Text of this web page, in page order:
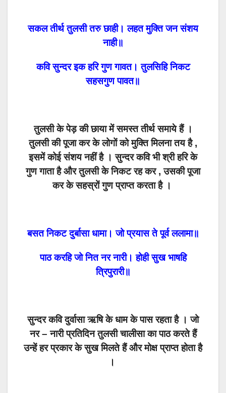
सकल तीर्थ तुलसी तरु छाही। लहत मुक्ति जन संशय
नाही॥
कवि सुन्दर इक हरि गुण गावत। तुलसिहि निकट
सहसगुण पावत॥
तुलसी के पेड़ की छाया में समस्त तीर्थ समाये हैं ।
तुलसी की पूजा कर के लोगों को मुक्ति मिलना तय है ,
इसमें कोई संशय नहीं है । सुन्दर कवि भी श्री हरि के
गुण गाता है और तुलसी के निकट रह कर , उसकी पूजा
कर के सहस्रों गुण प्राप्त करता है ।
बसत निकट दुर्बासा धामा। जो प्रयास ते पूर्व ललामा॥
पाठ करहि जो नित नर नारी। होही सुख भाषहि
त्रिपुरारी॥
सुन्दर कवि दुर्वासा ऋषि के धाम के पास रहता है । जो
नर – नारी प्रतिदिन तुलसी चालीसा का पाठ करते हैं
उन्हें हर प्रकार के सुख मिलते हैं और मोक्ष प्राप्त होता है
।